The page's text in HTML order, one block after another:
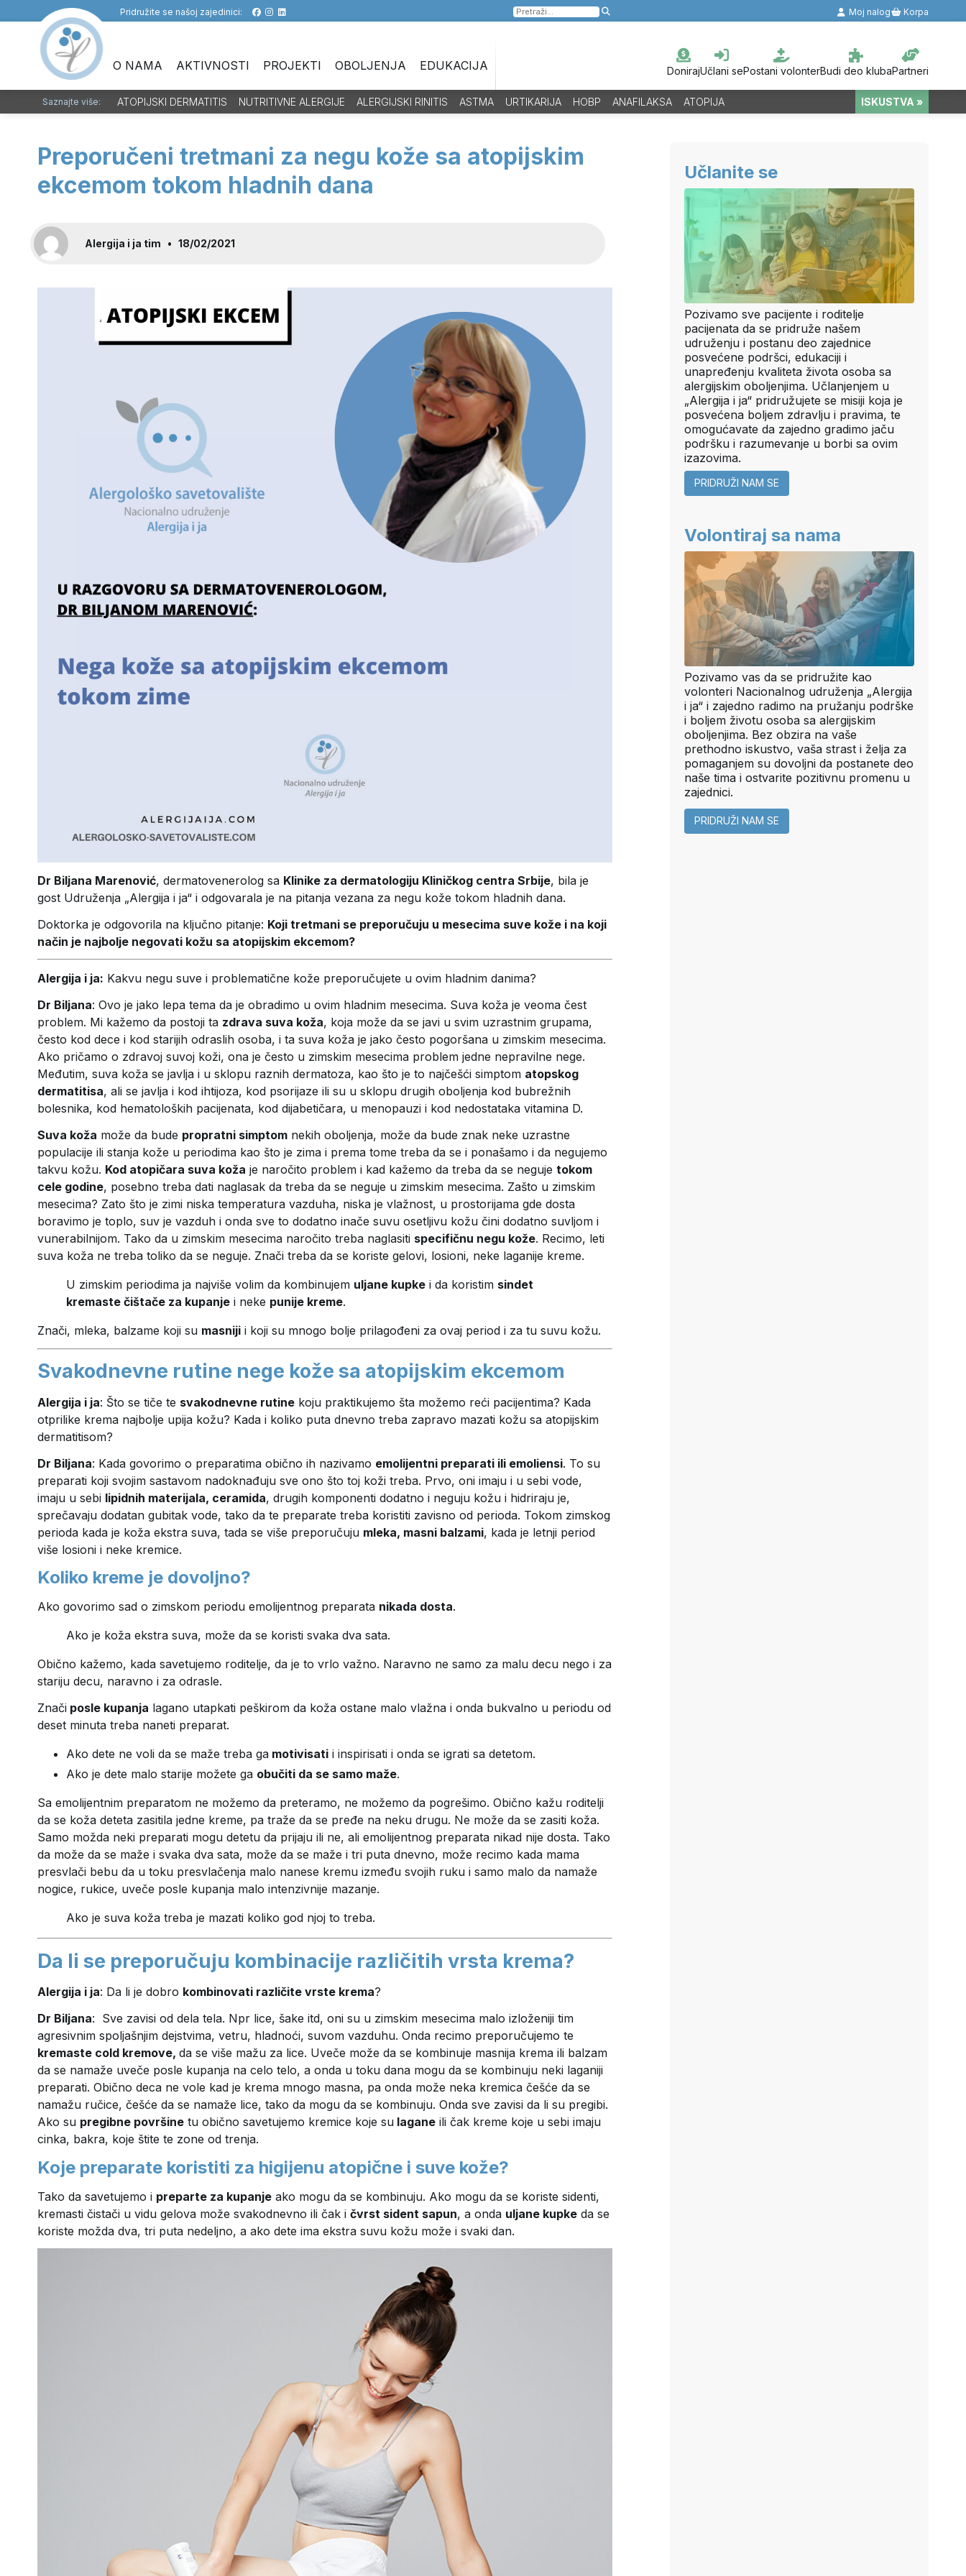
Pridružite se našoj zajedinici:
Pretraga
za:
Moj nalog Korpa
O NAMA AKTIVNOSTI PROJEKTI OBOLJENJA EDUKACIJA DonirajUčlani sePostani volonterBudi deo klubaPartneri
Saznajte više: ATOPIJSKI DERMATITIS NUTRITIVNE ALERGIJE ALERGIJSKI RINITIS ASTMA URTIKARIJA HOBP ANAFILAKSA ATOPIJA ISKUSTVA »
Preporučeni tretmani za negu kože sa atopijskim
ekcemom tokom hladnih dana
Alergija i ja tim • 18/02/2021
Dr Biljana Marenović, dermatovenerolog sa Klinike za dermatologiju Kliničkog centra Srbije, bila je
gost Udruženja „Alergija i ja“ i odgovarala je na pitanja vezana za negu kože tokom hladnih dana.
Doktorka je odgovorila na ključno pitanje: Koji tretmani se preporučuju u mesecima suve kože i na koji
način je najbolje negovati kožu sa atopijskim ekcemom?
Alergija i ja: Kakvu negu suve i problematične kože preporučujete u ovim hladnim danima?
Dr Biljana: Ovo je jako lepa tema da je obradimo u ovim hladnim mesecima. Suva koža je veoma čest
problem. Mi kažemo da postoji ta zdrava suva koža, koja može da se javi u svim uzrastnim grupama,
često kod dece i kod starijih odraslih osoba, i ta suva koža je jako često pogoršana u zimskim mesecima.
Ako pričamo o zdravoj suvoj koži, ona je često u zimskim mesecima problem jedne nepravilne nege.
Međutim, suva koža se javlja i u sklopu raznih dermatoza, kao što je to najčešći simptom atopskog
dermatitisa, ali se javlja i kod ihtijoza, kod psorijaze ili su u sklopu drugih oboljenja kod bubrežnih
bolesnika, kod hematoloških pacijenata, kod dijabetičara, u menopauzi i kod nedostataka vitamina D.
Suva koža može da bude propratni simptom nekih oboljenja, može da bude znak neke uzrastne
populacije ili stanja kože u periodima kao što je zima i prema tome treba da se i ponašamo i da negujemo
takvu kožu. Kod atopičara suva koža je naročito problem i kad kažemo da treba da se neguje tokom
cele godine, posebno treba dati naglasak da treba da se neguje u zimskim mesecima. Zašto u zimskim
mesecima? Zato što je zimi niska temperatura vazduha, niska je vlažnost, u prostorijama gde dosta
boravimo je toplo, suv je vazduh i onda sve to dodatno inače suvu osetljivu kožu čini dodatno suvljom i
vunerabilnijom. Tako da u zimskim mesecima naročito treba naglasiti specifičnu negu kože. Recimo, leti
suva koža ne treba toliko da se neguje. Znači treba da se koriste gelovi, losioni, neke laganije kreme.
U zimskim periodima ja najviše volim da kombinujem uljane kupke i da koristim sindet
kremaste čištače za kupanje i neke punije kreme.
Znači, mleka, balzame koji su masniji i koji su mnogo bolje prilagođeni za ovaj period i za tu suvu kožu.
Svakodnevne rutine nege kože sa atopijskim ekcemom
Alergija i ja: Što se tiče te svakodnevne rutine koju praktikujemo šta možemo reći pacijentima? Kada
otprilike krema najbolje upija kožu? Kada i koliko puta dnevno treba zapravo mazati kožu sa atopijskim
dermatitisom?
Dr Biljana: Kada govorimo o preparatima obično ih nazivamo emolijentni preparati ili emoliensi. To su
preparati koji svojim sastavom nadoknađuju sve ono što toj koži treba. Prvo, oni imaju i u sebi vode,
imaju u sebi lipidnih materijala, ceramida, drugih komponenti dodatno i neguju kožu i hidriraju je,
sprečavaju dodatan gubitak vode, tako da te preparate treba koristiti zavisno od perioda. Tokom zimskog
perioda kada je koža ekstra suva, tada se više preporučuju mleka, masni balzami, kada je letnji period
više losioni i neke kremice.
Koliko kreme je dovoljno?
Ako govorimo sad o zimskom periodu emolijentnog preparata nikada dosta.
Ako je koža ekstra suva, može da se koristi svaka dva sata.
Obično kažemo, kada savetujemo roditelje, da je to vrlo važno. Naravno ne samo za malu decu nego i za
stariju decu, naravno i za odrasle.
Znači posle kupanja lagano utapkati peškirom da koža ostane malo vlažna i onda bukvalno u periodu od
deset minuta treba naneti preparat.
Ako dete ne voli da se maže treba ga motivisati i inspirisati i onda se igrati sa detetom.
Ako je dete malo starije možete ga obučiti da se samo maže.
Sa emolijentnim preparatom ne možemo da preteramo, ne možemo da pogrešimo. Obično kažu roditelji
da se koža deteta zasitila jedne kreme, pa traže da se pređe na neku drugu. Ne može da se zasiti koža.
Samo možda neki preparati mogu detetu da prijaju ili ne, ali emolijentnog preparata nikad nije dosta. Tako
da može da se maže i svaka dva sata, može da se maže i tri puta dnevno, može recimo kada mama
presvlači bebu da u toku presvlačenja malo nanese kremu između svojih ruku i samo malo da namaže
nogice, rukice, uveče posle kupanja malo intenzivnije mazanje.
Ako je suva koža treba je mazati koliko god njoj to treba.
Da li se preporučuju kombinacije različitih vrsta krema?
Alergija i ja: Da li je dobro kombinovati različite vrste krema?
Dr Biljana: Sve zavisi od dela tela. Npr lice, šake itd, oni su u zimskim mesecima malo izloženiji tim
agresivnim spoljašnjim dejstvima, vetru, hladnoći, suvom vazduhu. Onda recimo preporučujemo te
kremaste cold kremove, da se više mažu za lice. Uveče može da se kombinuje masnija krema ili balzam
da se namaže uveče posle kupanja na celo telo, a onda u toku dana mogu da se kombinuju neki laganiji
preparati. Obično deca ne vole kad je krema mnogo masna, pa onda može neka kremica češće da se
namažu ručice, češće da se namaže lice, tako da mogu da se kombinuju. Onda sve zavisi da li su pregibi.
Ako su pregibne površine tu obično savetujemo kremice koje su lagane ili čak kreme koje u sebi imaju
cinka, bakra, koje štite te zone od trenja.
Koje preparate koristiti za higijenu atopične i suve kože?
Tako da savetujemo i preparte za kupanje ako mogu da se kombinuju. Ako mogu da se koriste sidenti,
kremasti čistači u vidu gelova može svakodnevno ili čak i čvrst sident sapun, a onda uljane kupke da se
koriste možda dva, tri puta nedeljno, a ako dete ima ekstra suvu kožu može i svaki dan.
Učlanite se
Pozivamo sve pacijente i roditelje
pacijenata da se pridruže našem
udruženju i postanu deo zajednice
posvećene podršci, edukaciji i
unapređenju kvaliteta života osoba sa
alergijskim oboljenjima. Učlanjenjem u
„Alergija i ja“ pridružujete se misiji koja je
posvećena boljem zdravlju i pravima, te
omogućavate da zajedno gradimo jaču
podršku i razumevanje u borbi sa ovim
izazovima.
PRIDRUŽI NAM SE
Volontiraj sa nama
Pozivamo vas da se pridružite kao
volonteri Nacionalnog udruženja „Alergija
i ja“ i zajedno radimo na pružanju podrške
i boljem životu osoba sa alergijskim
oboljenjima. Bez obzira na vaše
prethodno iskustvo, vaša strast i želja za
pomaganjem su dovoljni da postanete deo
naše tima i ostvarite pozitivnu promenu u
zajednici.
PRIDRUŽI NAM SE